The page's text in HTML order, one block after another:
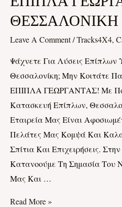
ΘΕΣΣΑΛΟΝΙΚΗ
Leave A Comment/Tracks4X4,
Ψάχνετε Για Λύσεις Επίπλων
Θεσσαλονίκη; Μην Κοιτάτε
ΕΠΙΠΛΑ ΓΕΩΡΓΑΝΤΑΣ! Με
Κατασκευή Επίπλων,
Εταιρεία Μας Είναι
Πελάτες Μας Κομψά Και
Σπίτια Και Επιχειρήσεις.
Κατανοούμε Τη Σημασία Του
Μας Και …
ΘΕΣΣΑΛΟΝΙΚΗ
Read More »